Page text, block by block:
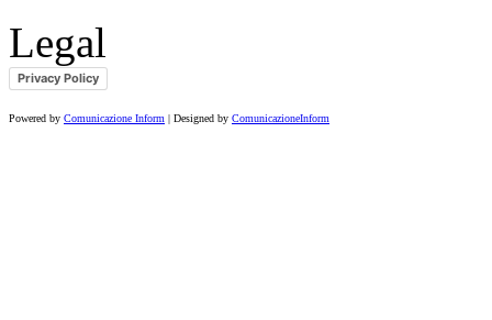
Legal
Privacy Policy
Powered by Comunicazione Inform | Designed by ComunicazioneInform